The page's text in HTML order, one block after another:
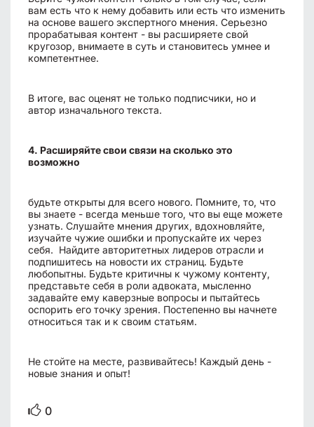
вам есть что к нему добавить или есть что изменить
на основе вашего экспертного мнения. Серьезно
прорабатывая контент - вы расширяете свой
кругозор, внимаете в суть и становитесь умнее и
компетентнее.
В итоге, вас оценят не только подписчики, но и
автор изначального текста.
4. Расширяйте свои связи на сколько это
возможно
будьте открыты для всего нового. Помните, то, что
вы знаете - всегда меньше того, что вы еще можете
узнать. Слушайте мнения других, вдохновляйте,
изучайте чужие ошибки и пропускайте их через
себя. Найдите авторитетных лидеров отрасли и
подпишитесь на новости их страниц. Будьте
любопытны. Будьте критичны к чужому контенту,
представьте себя в роли адвоката, мысленно
задавайте ему каверзные вопросы и пытайтесь
оспорить его точку зрения. Постепенно вы начнете
относиться так и к своим статьям.
Не стойте на месте, развивайтесь! Каждый день -
новые знания и опыт!
0